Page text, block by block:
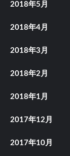
2018年5月
2018年4月
2018年3月
2018年2月
2018年1月
2017年12月
2017年10月